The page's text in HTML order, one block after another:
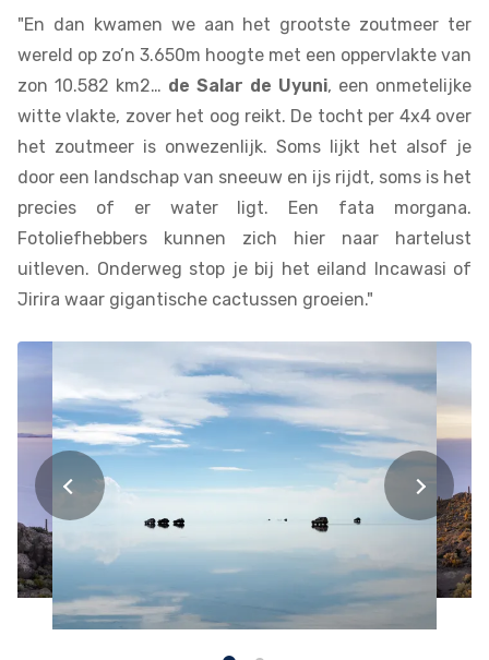
"En dan kwamen we aan het grootste zoutmeer ter
wereld op zo’n 3.650m hoogte met een oppervlakte van
zon 10.582 km2… de Salar de Uyuni, een onmetelijke
witte vlakte, zover het oog reikt. De tocht per 4x4 over
het zoutmeer is onwezenlijk. Soms lijkt het alsof je
door een landschap van sneeuw en ijs rijdt, soms is het
precies of er water ligt. Een fata morgana.
Fotoliefhebbers kunnen zich hier naar hartelust
uitleven. Onderweg stop je bij het eiland Incawasi of
Jirira waar gigantische cactussen groeien."